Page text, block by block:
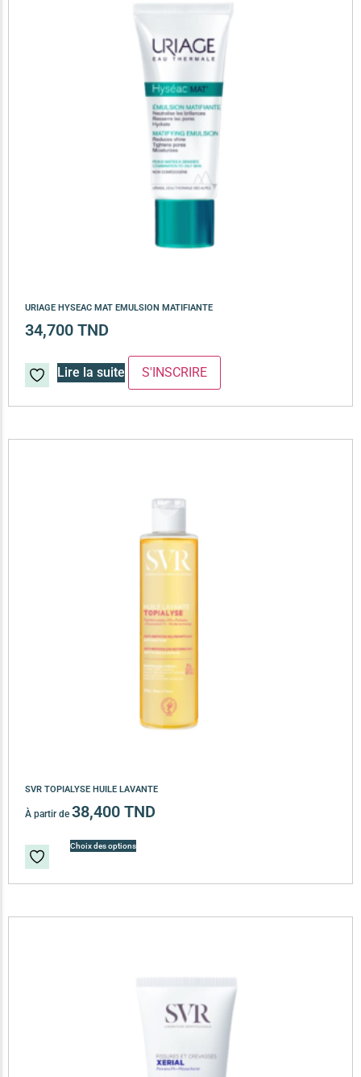
SVR TOPIALYSE HUILE LAVANTE
À partir de 38,400 TND
Choix des options
URIAGE HYSEAC MAT EMULSION MATIFIANTE
34,700 TND
Lire la suite